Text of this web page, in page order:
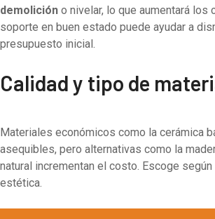
demolición o nivelar, lo que aumentará los
soporte en buen estado puede ayudar a
presupuesto inicial.
Calidad y tipo de
Materiales económicos como la cerámica
asequibles, pero alternativas como la
natural incrementan el costo. Escoge
estética.